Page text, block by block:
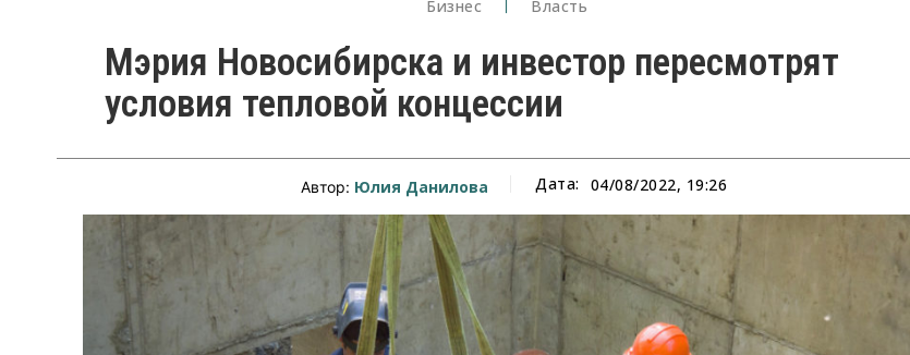
Бизнес Власть
Мэрия Новосибирска и инвестор пересмотрят
условия тепловой концессии
Автор: Юлия Данилова Дата: 04/08/2022, 19:26